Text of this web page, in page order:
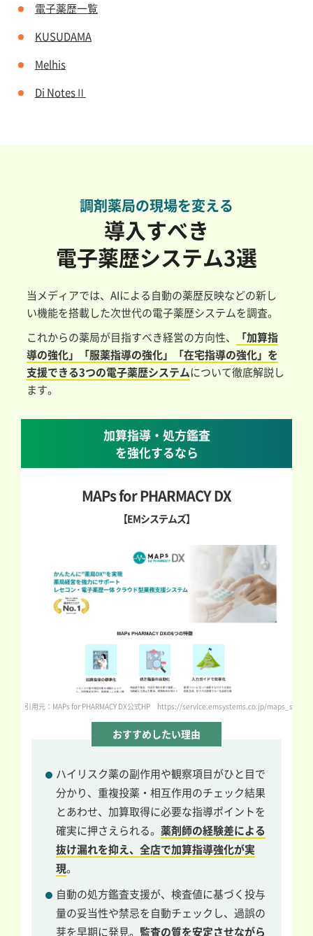
電子薬歴一覧
KUSUDAMA
Melhis
Di NotesⅡ
調剤薬局の現場を変える
導入すべき
電子薬歴システム3選
当メディアでは、AIによる自動の薬歴反映などの新し
い機能を搭載した次世代の電子薬歴システムを調査。
これからの薬局が目指すべき経営の方向性、
「加算指
導の強化」「服薬指導の強化」「在宅指導の強化」を
支援できる3つの電子薬歴システムについて徹底解説し
ます。
加算指導・処方鑑査
を強化するなら
MAPs for PHARMACY DX
【EMシステムズ】
引用元：MAPs for PHARMACY DX公式HP https://service.emsystems.co.jp/
おすすめしたい理由
ハイリスク薬の副作用や観察項目がひと目で
分かり、重複投薬・相互作用のチェック結果
とあわせ、加算取得に必要な指導ポイントを
確実に押さえられる。薬剤師の経験差による
抜け漏れを抑え、全店で加算指導強化が実
現。
自動の処方鑑査支援が、検査値に基づく投与
量の妥当性や禁忌を自動チェックし、過誤の
芽を早期に発見。 監査の質を安定させながら